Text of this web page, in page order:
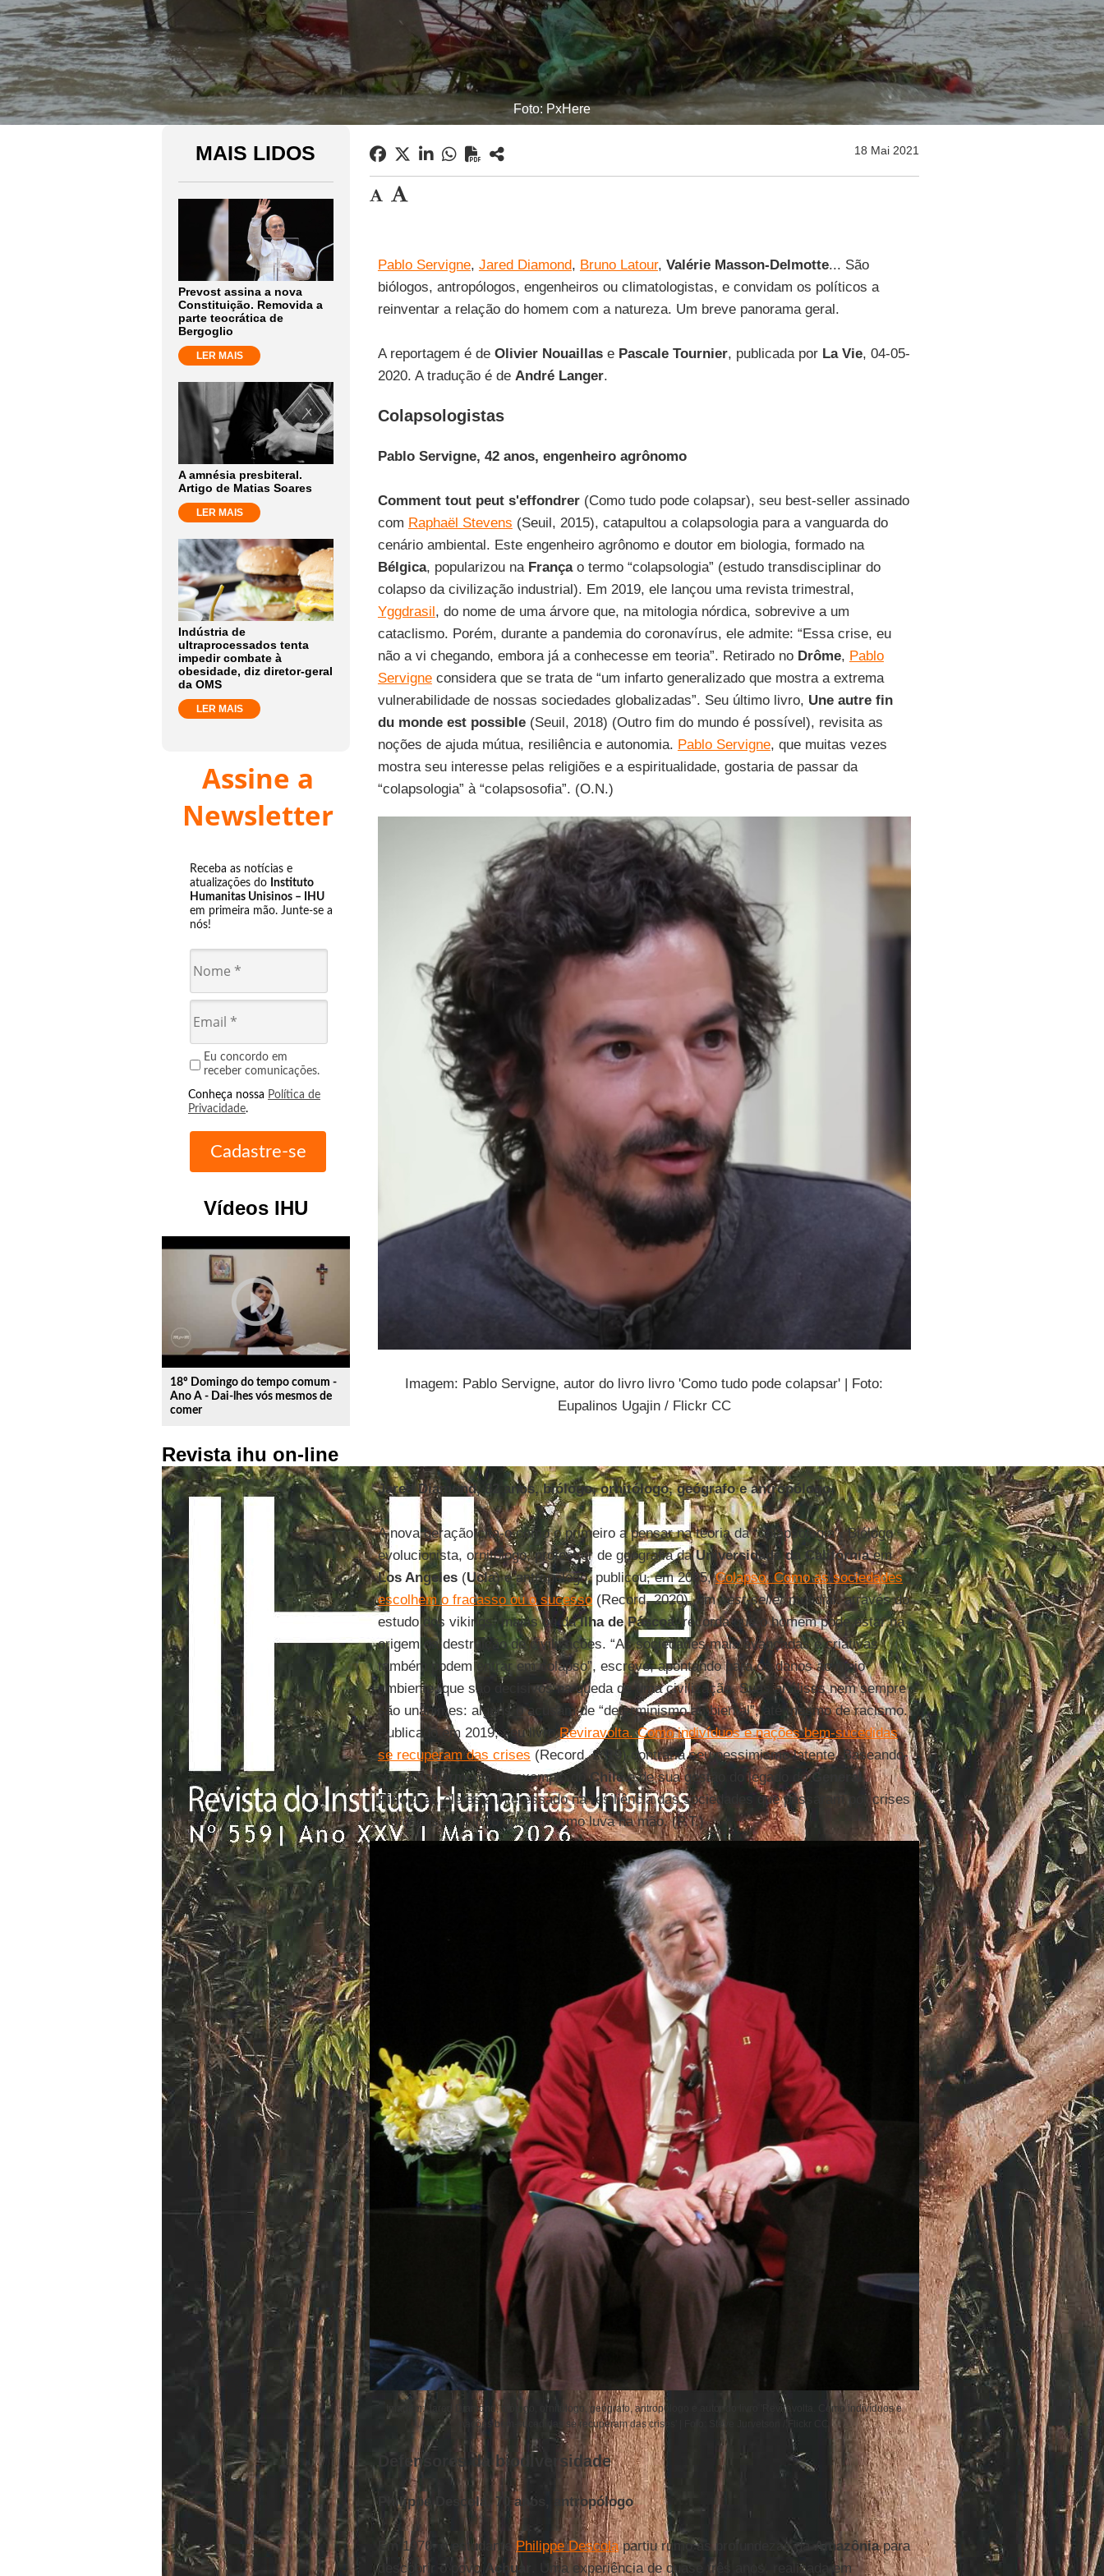
Foto: PxHere
MAIS LIDOS
Prevost assina a nova
Constituição. Removida a
parte teocrática de
Bergoglio
LER MAIS
A amnésia presbiteral.
Artigo de Matias Soares
LER MAIS
Indústria de
ultraprocessados tenta
impedir combate à
obesidade, diz diretor-geral
da OMS
LER MAIS
Assine a
Newsletter
Receba as notícias e
atualizações do Instituto
Humanitas Unisinos – IHU
em primeira mão. Junte-se a
nós!
Eu concordo em
receber comunicações.
Conheça nossa Política de
Privacidade.
Vídeos IHU
play_circle_outline
18º Domingo do tempo comum -
Ano A - Dai-lhes vós mesmos de
comer
Revista ihu on-line
18 Mai 2021
Pablo Servigne, Jared Diamond, Bruno Latour, Valérie Masson-Delmotte... São
biólogos, antropólogos, engenheiros ou climatologistas, e convidam os políticos a
reinventar a relação do homem com a natureza. Um breve panorama geral.
A reportagem é de Olivier Nouaillase Pascale Tournier, publicada por La Vie, 04-05-
2020. A tradução é de André Langer.
Colapsologistas
Pablo Servigne, 42 anos, engenheiro agrônomo
Comment tout peut s'effondrer(Como tudo pode colapsar), seu best-seller assinado
com Raphaël Stevens (Seuil, 2015), catapultou a colapsologia para a vanguarda do
cenário ambiental. Este engenheiro agrônomo e doutor em biologia, formado na
Bélgica, popularizou na Françao termo “colapsologia” (estudo transdisciplinar do
colapso da civilização industrial). Em 2019, ele lançou uma revista trimestral,
Yggdrasil, do nome de uma árvore que, na mitologia nórdica, sobrevive a um
cataclismo. Porém, durante a pandemia do coronavírus, ele admite: “Essa crise, eu
não a vi chegando, embora já a conhecesse em teoria”. Retirado no Drôme, Pablo
Servigneconsidera que se trata de “um infarto generalizado que mostra a extrema
vulnerabilidade de nossas sociedades globalizadas”. Seu último livro, Une autre fin
du monde est possible(Seuil, 2018) (Outro fim do mundo é possível), revisita as
noções de ajuda mútua, resiliência e autonomia. Pablo Servigne, que muitas vezes
mostra seu interesse pelas religiões e a espiritualidade, gostaria de passar da
“colapsologia” à “colapsosofia”. (O.N.)
Imagem: Pablo Servigne, autor do livro livro 'Como tudo pode colapsar' | Foto:
Eupalinos Ugajin / Flickr CC
Jared Diamond, 82 anos, biólogo, ornitólogo, geógrafo e antropólogo
A nova geração cita-o como o primeiro a pensar na teoria da “colapsologia”. Biólogo
evolucionista, ornitólogo, professor de geografia daUniversidade da Califórniaem
Los Angeles(Ucla) e antropólogo, publicou, em 2005,Colapso. Como as sociedades
escolhem o fracasso ou o sucesso(Record, 2020), umbest-sellermundial: através do
estudo dos vikings, maias ou daIlha de Páscoa, recorda que o homem pode estar na
origem da destruição de civilizações. “As sociedades mais avançadas e criativas
também podem entrar em colapso”, escreve, apontando para os danos ao meio
ambiente, que são decisivos na queda de uma civilização. Suas análises nem sempre
são unânimes: alguns o acusam de “determinismo ambiental”, até mesmo de racismo.
Publicado em 2019, seu livroReviravolta. Como indivíduos e nações bem-sucedidas
se recuperam das crises (Record, 2019) contraria seu pessimismo latente. Baseando-
se particularmente no exemplo doChilee de sua gestão do legado doGeneral
Pinochet, ele está interessado na resiliência das sociedades que passaram por crises
profundas. Um livro que cai como luva na mão. (P.T.)
Imagem: Jared Diamond, biólogo, ornitólogo, geógrafo, antropólogo e autor do livro 'Reviravolta. Como indivíduos e
nações bem-sucedidas se recuperam das crises' | Foto: Steve Jurvetson / Flickr CC
Defensores da biodiversidade
Philippe Descola, 70 anos, antropólogo
Em 1976, o estudantePhilippe Descolapartiu rumo às profundezas da Amazôniapara
descobrir o povo Achuar . Uma experiência de quase três anos, realizada em